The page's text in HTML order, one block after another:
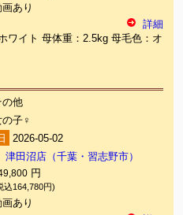
画あり
詳細
ワイト 母体重：2.5kg 母毛色：オ
の他
の子♀
2026-05-02
津田沼店（千葉・習志野市）
円
込164,780円)
画あり